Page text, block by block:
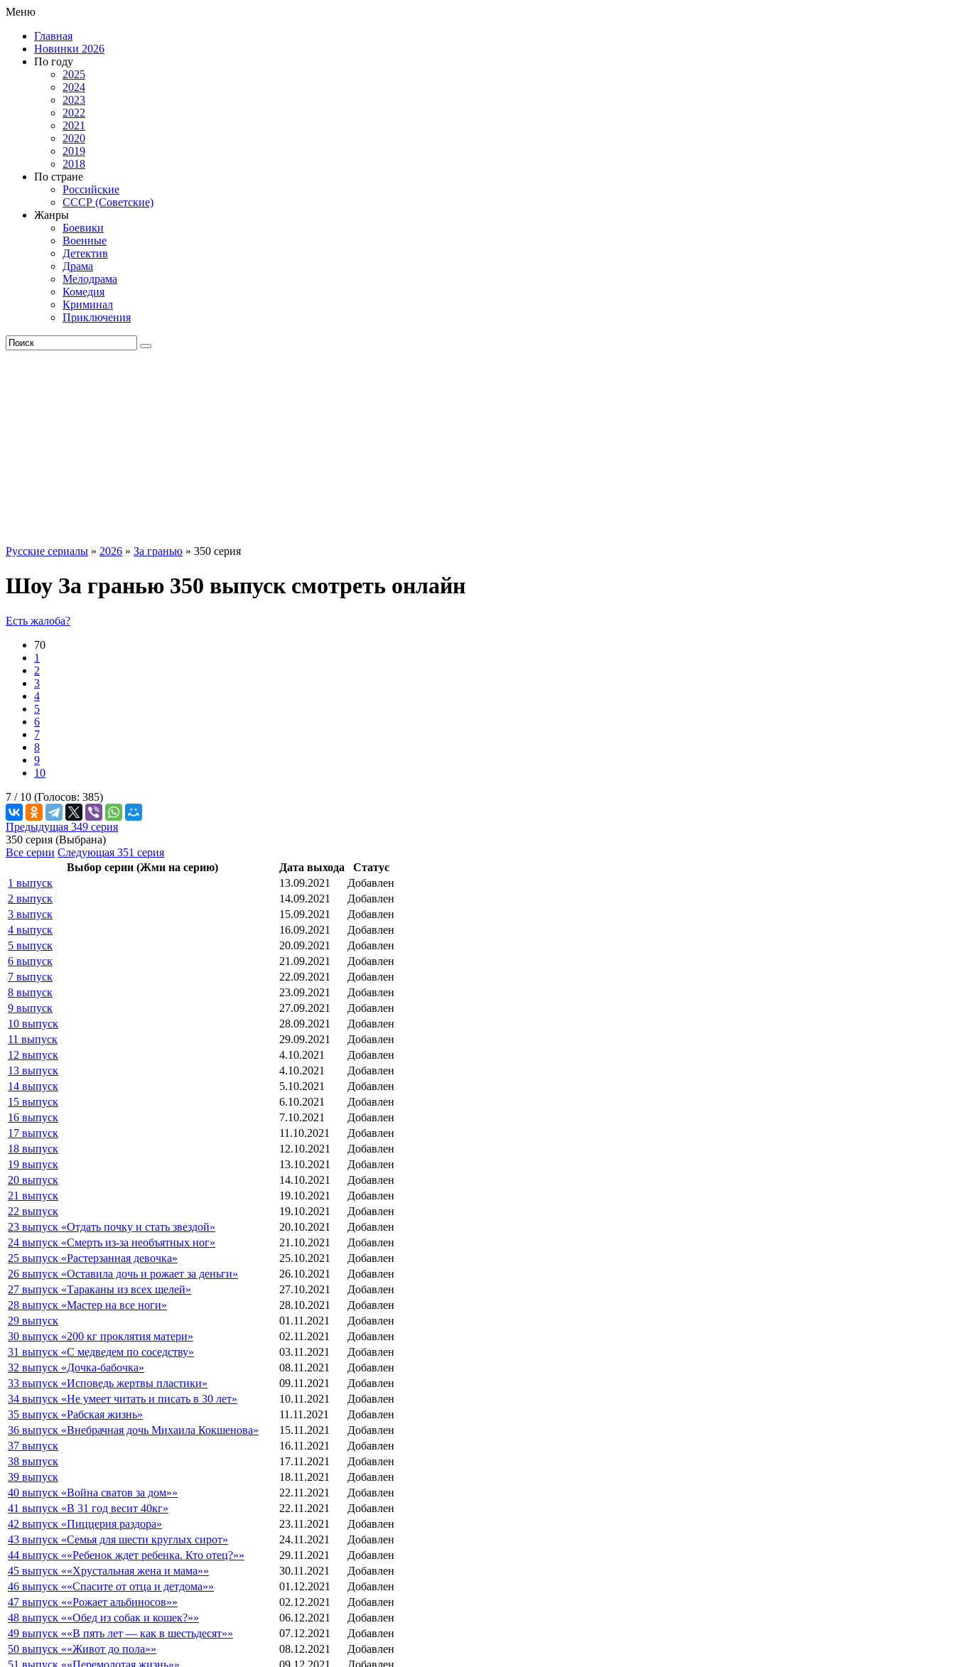
Меню
Главная
Новинки 2026
По году
2025
2024
2023
2022
2021
2020
2019
2018
По стране
Российские
СССР (Советские)
Жанры
Боевики
Военные
Детектив
Драма
Мелодрама
Комедия
Криминал
Приключения
Русские сериалы » 2026 » За гранью » 350 серия
Шоу За гранью 350 выпуск смотреть онлайн
Есть жалоба?
70
1
2
3
4
5
6
7
8
9
10
7 / 10 (Голосов: 385)
Предыдущая 349 серия
350 серия (Выбрана)
Все серии Следующая 351 серия
Выбор серии (Жми на серию)
Дата выхода
Статус
1 выпуск
13.09.2021
Добавлен
2 выпуск
14.09.2021
Добавлен
3 выпуск
15.09.2021
Добавлен
4 выпуск
16.09.2021
Добавлен
5 выпуск
20.09.2021
Добавлен
6 выпуск
21.09.2021
Добавлен
7 выпуск
22.09.2021
Добавлен
8 выпуск
23.09.2021
Добавлен
9 выпуск
27.09.2021
Добавлен
10 выпуск
28.09.2021
Добавлен
11 выпуск
29.09.2021
Добавлен
12 выпуск
4.10.2021
Добавлен
13 выпуск
4.10.2021
Добавлен
14 выпуск
5.10.2021
Добавлен
15 выпуск
6.10.2021
Добавлен
16 выпуск
7.10.2021
Добавлен
17 выпуск
11.10.2021
Добавлен
18 выпуск
12.10.2021
Добавлен
19 выпуск
13.10.2021
Добавлен
20 выпуск
14.10.2021
Добавлен
21 выпуск
19.10.2021
Добавлен
22 выпуск
19.10.2021
Добавлен
23 выпуск «Отдать почку и стать звездой»
20.10.2021
Добавлен
24 выпуск «Смерть из-за необъятных ног»
21.10.2021
Добавлен
25 выпуск «Растерзанная девочка»
25.10.2021
Добавлен
26 выпуск «Оставила дочь и рожает за деньги»
26.10.2021
Добавлен
27 выпуск «Тараканы из всех щелей»
27.10.2021
Добавлен
28 выпуск «Мастер на все ноги»
28.10.2021
Добавлен
29 выпуск
01.11.2021
Добавлен
30 выпуск «200 кг проклятия матери»
02.11.2021
Добавлен
31 выпуск «С медведем по соседству»
03.11.2021
Добавлен
32 выпуск «Дочка-бабочка»
08.11.2021
Добавлен
33 выпуск «Исповедь жертвы пластики»
09.11.2021
Добавлен
34 выпуск «Не умеет читать и писать в 30 лет»
10.11.2021
Добавлен
35 выпуск «Рабская жизнь»
11.11.2021
Добавлен
36 выпуск «Внебрачная дочь Михаила Кокшенова»
15.11.2021
Добавлен
37 выпуск
16.11.2021
Добавлен
38 выпуск
17.11.2021
Добавлен
39 выпуск
18.11.2021
Добавлен
40 выпуск «Война сватов за дом»»
22.11.2021
Добавлен
41 выпуск «В 31 год весит 40кг»
22.11.2021
Добавлен
42 выпуск «Пиццерия раздора»
23.11.2021
Добавлен
43 выпуск «Семья для шести круглых сирот»
24.11.2021
Добавлен
44 выпуск ««Ребенок ждет ребенка. Кто отец?»»
29.11.2021
Добавлен
45 выпуск ««Хрустальная жена и мама»»
30.11.2021
Добавлен
46 выпуск ««Спасите от отца и детдома»»
01.12.2021
Добавлен
47 выпуск ««Рожает альбиносов»»
02.12.2021
Добавлен
48 выпуск ««Обед из собак и кошек?»»
06.12.2021
Добавлен
49 выпуск ««В пять лет — как в шестьдесят»»
07.12.2021
Добавлен
50 выпуск ««Живот до пола»»
08.12.2021
Добавлен
51 выпуск ««Перемолотая жизнь»»
09.12.2021
Добавлен